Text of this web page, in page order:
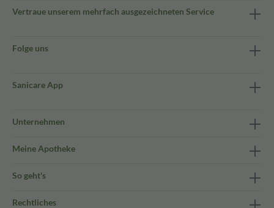
Vertraue unserem mehrfach ausgezeichneten Service
Folge uns
Sanicare App
Unternehmen
Meine Apotheke
So geht's
Rechtliches